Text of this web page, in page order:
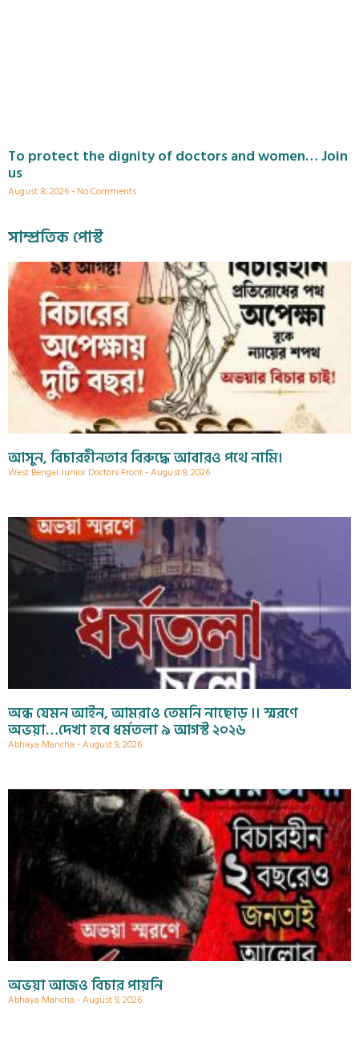
To protect the dignity of doctors and women… Join
us
August 8, 2026 No Comments
সাম্প্রতিক পোস্ট
আসুন, বিচারহীনতার বিরুদ্ধে আবারও পথে নামি।
West Bengal Junior Doctors Front August 9, 2026
অন্ধ যেমন আইন, আমরাও তেমনি নাছোড় ।। স্মরণে
অভয়া…দেখা হবে ধর্মতলা ৯ আগস্ট ২০২৬
Abhaya Mancha August 9, 2026
অভয়া আজও বিচার পায়নি
Abhaya Mancha August 9, 2026